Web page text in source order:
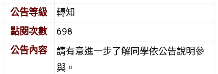
公告等級
轉知
點閱次數
698
公告內容
請有意進一步了解同學依公告說明參
與。